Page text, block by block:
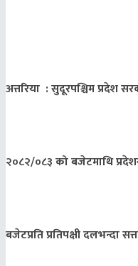
अत्तरिया : सुदूरपश्चिम प्रदेश
२०८२/०८३ को बजेटमाथि
बजेटप्रति प्रतिपक्षी दलभन्दा